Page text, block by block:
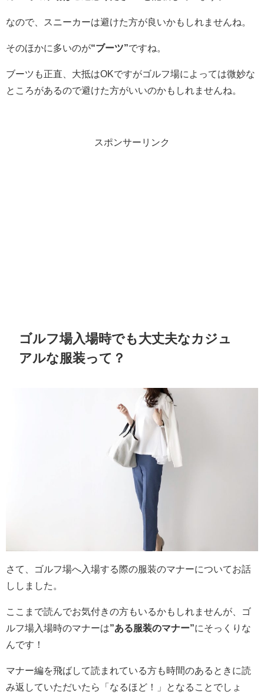
なので、スニーカーは避けた方が良いかもしれませんね。
そのほかに多いのが“ブーツ”ですね。
ブーツも正直、大抵はOKですがゴルフ場によっては微妙な
ところがあるので避けた方がいいのかもしれませんね。
スポンサーリンク
ゴルフ場入場時でも大丈夫なカジュ
アルな服装って？
さて、ゴルフ場へ入場する際の服装のマナーについてお話
ししました。
ここまで読んでお気付きの方もいるかもしれませんが、ゴ
ルフ場入場時のマナーは”ある服装のマナー”にそっくりな
んです！
マナー編を飛ばして読まれている方も時間のあるときに読
み返していただいたら「なるほど！」となることでしょ